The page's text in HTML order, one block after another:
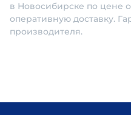
в Новосибирске по цене
оперативную доставку.
производителя.